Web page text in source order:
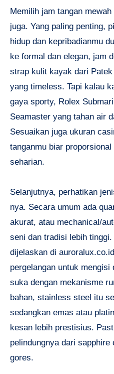
Memilih jam tangan
juga. Yang paling penting,
hidup dan kepribadianmu
ke formal dan elegan, jam
strap kulit kayak dari
yang timeless. Tapi kalau
gaya sporty, Rolex
Seamaster yang tahan air
Sesuaikan juga ukuran
tanganmu biar
seharian.
Selanjutnya, perhatikan
nya. Secara umum ada
akurat, atau mechanical/
seni dan tradisi lebih
dijelaskan di
pergelangan untuk
suka dengan mekanisme
bahan, stainless steel itu
sedangkan emas atau
kesan lebih prestisius.
pelindungnya dari
gores.